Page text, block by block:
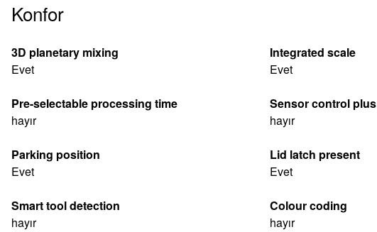
Konfor
3D planetary mixing
Evet
Integrated scale
Evet
Pre-selectable processing time
hayır
Sensor control plus
hayır
Parking position
Evet
Lid latch present
Evet
Smart tool detection
hayır
Colour coding
hayır